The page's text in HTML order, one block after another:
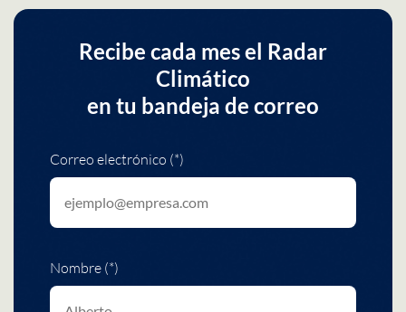
Recibe cada mes el Radar
Climático
en tu bandeja de correo
Correo electrónico (*)
Nombre (*)